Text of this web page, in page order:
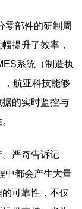
部件的研制周
提升了效率，
系统（制造执
航亚科技能够
的实时监控与
严奇告诉记
中都会产生大量
可靠性，不仅